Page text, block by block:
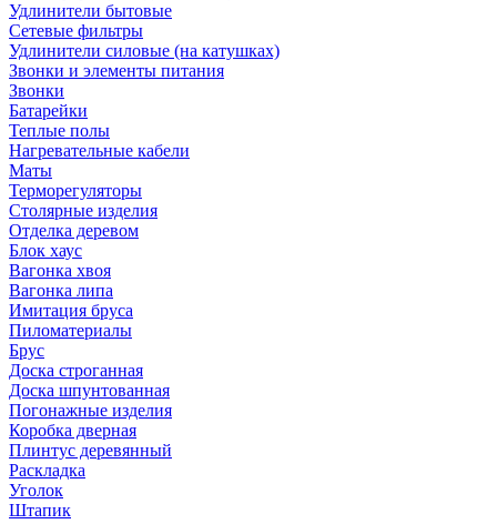
Удлинители бытовые
Сетевые фильтры
Удлинители силовые (на катушках)
Звонки и элементы питания
Звонки
Батарейки
Теплые полы
Нагревательные кабели
Маты
Терморегуляторы
Столярные изделия
Отделка деревом
Блок хаус
Вагонка хвоя
Вагонка липа
Имитация бруса
Пиломатериалы
Брус
Доска строганная
Доска шпунтованная
Погонажные изделия
Коробка дверная
Плинтус деревянный
Раскладка
Уголок
Штапик